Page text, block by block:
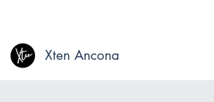
Xten Ancona